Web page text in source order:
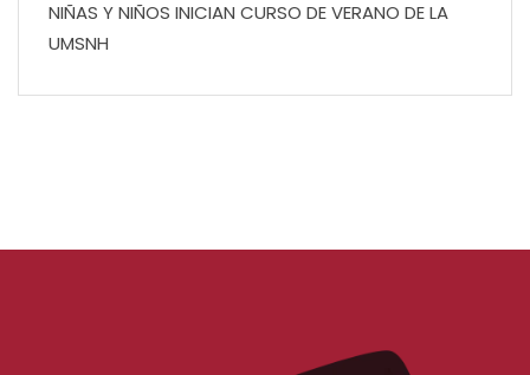
NIÑAS Y NIÑOS INICIAN CURSO DE VERANO DE LA
UMSNH